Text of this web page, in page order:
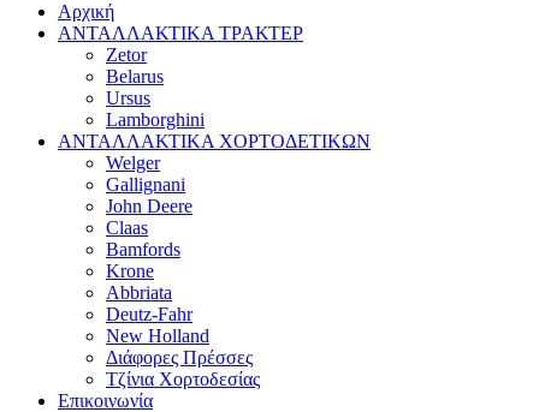
Αρχική
ΑΝΤΑΛΛΑΚΤΙΚΑ ΤΡΑΚΤΕΡ
Zetor
Belarus
Ursus
Lamborghini
ΑΝΤΑΛΛΑΚΤΙΚΑ ΧΟΡΤΟΔΕΤΙΚΩΝ
Welger
Gallignani
John Deere
Claas
Bamfords
Krone
Abbriata
Deutz-Fahr
New Holland
Διάφορες Πρέσσες
Τζίνια Χορτοδεσίας
Επικοινωνία